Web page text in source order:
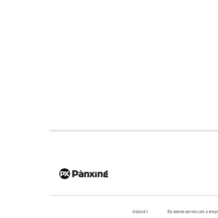
Anúncia’t Els nostres serveis com a